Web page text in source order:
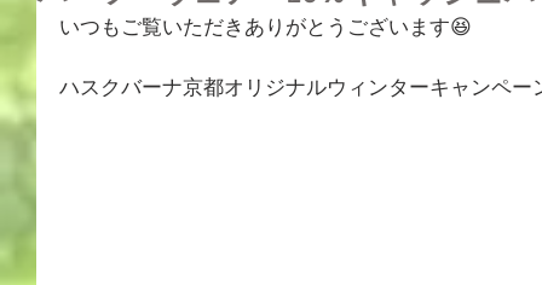
いつもご覧いただきありがとうございます😆
ハスクバーナ京都オリジナルウィンターキャンペー